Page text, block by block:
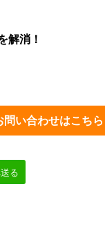
解消！
い合わせはこちら
る